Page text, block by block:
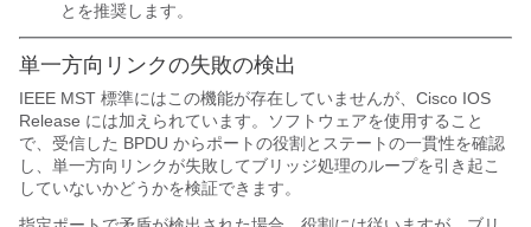
とを推奨します。
単一方向リンクの失敗の検出
IEEE MST 標準にはこの機能が存在していませんが、Cisco IOS
Release には加えられています。ソフトウェアを使用すること
で、受信した BPDU からポートの役割とステートの一貫性を確認
し、単一方向リンクが失敗してブリッジ処理のループを引き起こ
していないかどうかを検証できます。